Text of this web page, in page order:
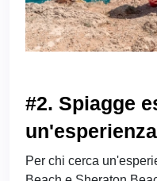
#2. Spiagge
Per chi cerca